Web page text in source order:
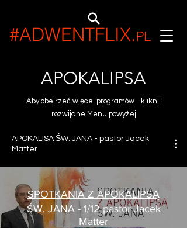
#ADWENTFLIX.PL
APOKALIPSA
Aby obejrzeć więcej programów - kliknij
rozwijane Menu powyżej
APOKALISA ŚW. JANA - pastor Jacek
Matter
SPOTKANIA Z APOKALIPSĄ
ŚW. JANA - 1/12 pastor Jacek
Matter